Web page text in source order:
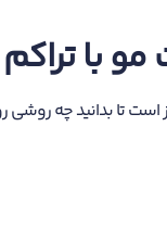
تراکم
است تا بدانید چه